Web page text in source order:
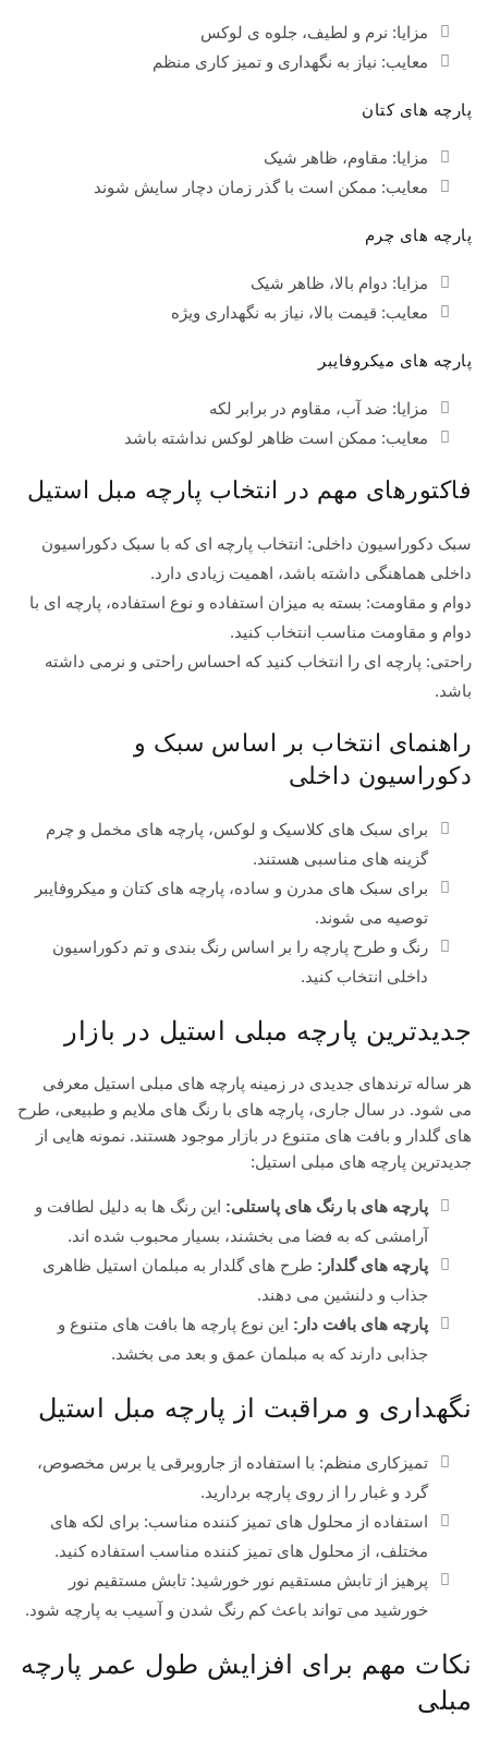
مزایا: نرم و لطیف، جلوه ی لوکس
معایب: نیاز به نگهداری و تمیز کاری منظم
پارچه های کتان
مزایا: مقاوم، ظاهر شیک
معایب: ممکن است با گذر زمان دچار سایش شوند
پارچه های چرم
مزایا: دوام بالا، ظاهر شیک
معایب: قیمت بالا، نیاز به نگهداری ویژه
پارچه های میکروفایبر
مزایا: ضد آب، مقاوم در برابر لکه
معایب: ممکن است ظاهر لوکس نداشته باشد
فاکتورهای مهم در انتخاب پارچه مبل استیل
سبک دکوراسیون داخلی: انتخاب پارچه ای که با سبک دکوراسیون
داخلی هماهنگی داشته باشد، اهمیت زیادی دارد.
دوام و مقاومت: بسته به میزان استفاده و نوع استفاده، پارچه ای با
دوام و مقاومت مناسب انتخاب کنید.
راحتی: پارچه ای را انتخاب کنید که احساس راحتی و نرمی داشته
باشد.
راهنمای انتخاب بر اساس سبک و
دکوراسیون داخلی
برای سبک های کلاسیک و لوکس، پارچه های مخمل و چرم
گزینه های مناسبی هستند.
برای سبک های مدرن و ساده، پارچه های کتان و میکروفایبر
توصیه می شوند.
رنگ و طرح پارچه را بر اساس رنگ بندی و تم دکوراسیون
داخلی انتخاب کنید.
جدیدترین پارچه مبلی استیل در بازار
هر ساله ترندهای جدیدی در زمینه پارچه های مبلی استیل معرفی
می شود. در سال جاری، پارچه های با رنگ های ملایم و طبیعی، طرح
های گلدار و بافت های متنوع در بازار موجود هستند. نمونه هایی از
جدیدترین پارچه های مبلی استیل:
پارچه های با رنگ های پاستلی: این رنگ ها به دلیل لطافت و
آرامشی که به فضا می بخشند، بسیار محبوب شده اند.
پارچه های گلدار: طرح های گلدار به مبلمان استیل ظاهری
جذاب و دلنشین می دهند.
پارچه های بافت دار: این نوع پارچه ها بافت های متنوع و
جذابی دارند که به مبلمان عمق و بعد می بخشد.
نگهداری و مراقبت از پارچه مبل استیل
تمیزکاری منظم: با استفاده از جاروبرقی یا برس مخصوص،
گرد و غبار را از روی پارچه بردارید.
استفاده از محلول های تمیز کننده مناسب: برای لکه های
مختلف، از محلول های تمیز کننده مناسب استفاده کنید.
پرهیز از تابش مستقیم نور خورشید: تابش مستقیم نور
خورشید می تواند باعث کم رنگ شدن و آسیب به پارچه شود.
نکات مهم برای افزایش طول عمر پارچه
مبلی